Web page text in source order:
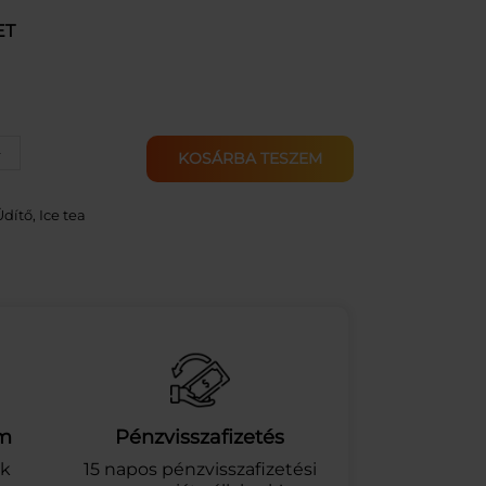
KOSÁRBA TESZEM
Ice tea
Pénzvisszafizetés
15 napos pénzvisszafizetési